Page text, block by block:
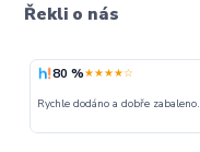
Řekli o nás
80 %★★★★☆
Rychle dodáno a dobře zabaleno.